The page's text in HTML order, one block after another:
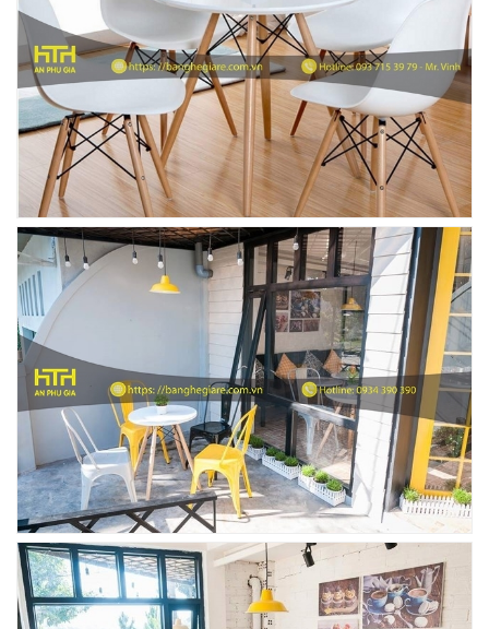
Ghế Ăn nhập khẩu ELLA - Mã SP: GNK05
Liên hệ